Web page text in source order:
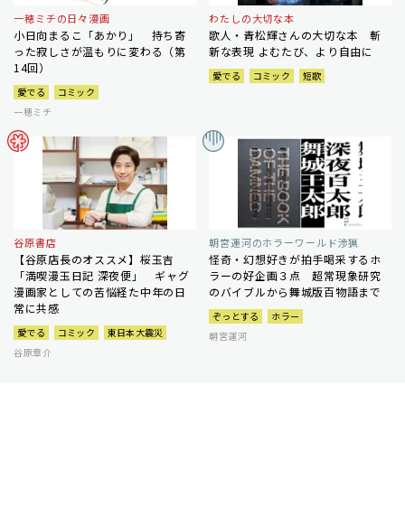
一穂ミチの日々漫画
小日向まるこ「あかり」 持ち寄
った寂しさが温もりに変わる（第
14回）
愛でる
コミック
一穂ミチ
わたしの大切な本
歌人・青松輝さんの大切な本 斬
新な表現 よむたび、より自由に
愛でる コミック 短歌
谷原書店
【谷原店長のオススメ】桜玉吉
「満喫漫玉日記 深夜便」 ギャグ
漫画家としての苦悩経た中年の日
常に共感
愛でる コミック
東日本大震災
谷原章介
朝宮運河のホラーワールド渉猟
怪奇・幻想好きが拍手喝采するホ
ラーの好企画３点 超常現象研究
のバイブルから舞城版百物語まで
ぞっとする
ホラー
朝宮運河